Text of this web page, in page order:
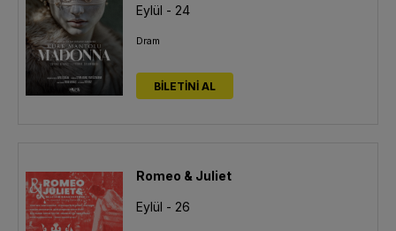
Eylül - 24
Dram
BİLETİNİ AL
Romeo & Juliet
Eylül - 26